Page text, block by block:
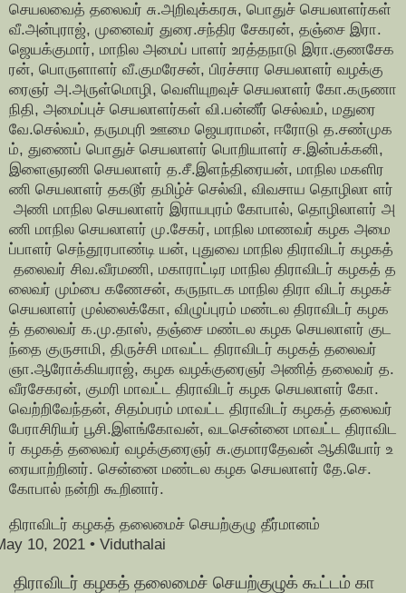
செயலவைத் தலைவர் சு.அறிவுக்கரசு, பொதுச் செயலாளர்கள்
வீ.அன்புராஜ், முனைவர் துரை.சந்திர சேகரன், தஞ்சை இரா.
ஜெயக்குமார், மாநில அமைப் பாளர் உரத்தநாடு இரா.குணசேக
ரன், பொருளாளர் வீ.குமரேசன், பிரச்சார செயலாளர் வழக்கு
ரைஞர் அ.அருள்மொழி, வெளியுறவுச் செயலாளர் கோ.கருணா
நிதி, அமைப்புச் செயலாளர்கள் வி.பன்னீர் செல்வம், மதுரை
வே.செல்வம், தருமபுரி ஊமை ஜெயராமன், ஈரோடு த.சண்முக
ம், துணைப் பொதுச் செயலாளர் பொறியாளர் ச.இன்பக்கனி,
இளைஞரணி செயலாளர் த.சீ.இளந்திரையன், மாநில மகளிர
ணி செயலாளர் தகடூர் தமிழ்ச் செல்வி, விவசாய தொழிலா ளர்
அணி மாநில செயலாளர் இராயபுரம் கோபால், தொழிலாளர் அ
ணி மாநில செயலாளர் மு.சேகர், மாநில மாணவர் கழக அமை
ப்பாளர் செந்தூரபாண்டி யன், புதுவை மாநில திராவிடர் கழகத்
தலைவர் சிவ.வீரமணி, மகாராட்டிர மாநில திராவிடர் கழகத் த
லைவர் மும்பை கணேசன், கருநாடக மாநில திரா விடர் கழகச்
செயலாளர் முல்லைக்கோ, விழுப்புரம் மண்டல திராவிடர் கழக
த் தலைவர் க.மு.தாஸ், தஞ்சை மண்டல கழக செயலாளர் குட
ந்தை குருசாமி, திருச்சி மாவட்ட திராவிடர் கழகத் தலைவர்
ஞா.ஆரோக்கியராஜ், கழக வழக்குரைஞர் அணித் தலைவர் த.
வீரசேகரன், குமரி மாவட்ட திராவிடர் கழக செயலாளர் கோ.
வெற்றிவேந்தன், சிதம்பரம் மாவட்ட திராவிடர் கழகத் தலைவர்
பேராசிரியர் பூசி.இளங்கோவன், வடசென்னை மாவட்ட திராவிட
ர் கழகத் தலைவர் வழக்குரைஞர் சு.குமாரதேவன் ஆகியோர் உ
ரையாற்றினர். சென்னை மண்டல கழக செயலாளர் தே.செ.
கோபால் நன்றி கூறினார்.
திராவிடர் கழகத் தலைமைச் செயற்குழு தீர்மானம்
10, 2021 • Viduthalai
திராவிடர் கழகத் தலைமைச் செயற்குழுக் கூட்டம் கா